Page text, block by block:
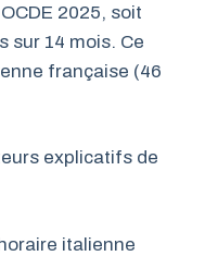
2025, soit
sur 14 mois. Ce
française (46
explicatifs de
italienne